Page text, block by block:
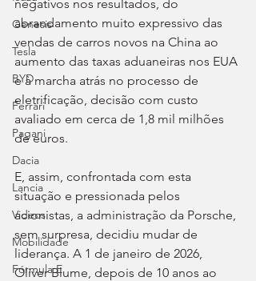
Genesis
Tesla
BYD
Ferrari
Pagani
Dacia
Lancia
Videos
Mobilidade
Fórmula E
negativos nos resultados, do
abrandamento muito expressivo das
vendas de carros novos na China ao
aumento das taxas aduaneiras nos EUA
e à marcha atrás no processo de
eletrificação, decisão com custo
avaliado em cerca de 1,8 mil milhões
de euros.
E, assim, confrontada com esta
situação e pressionada pelos
acionistas, a administração da Porsche,
sem surpresa, decidiu mudar de
liderança. A 1 de janeiro de 2026,
Oliver Blume, depois de 10 anos ao